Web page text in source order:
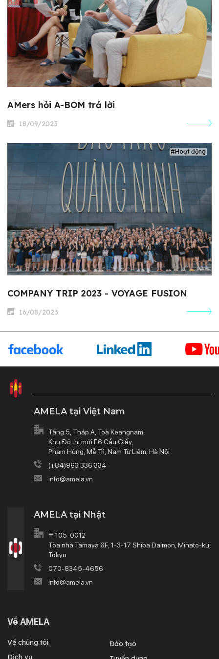
AMers hỏi A-BOM trả lời
18/09/2023
#Hoạt động
COMPANY TRIP 2023 - VOYAGE FUSION
16/08/2023
AMELA tại Việt Nam
Tầng 5, Tháp A, Toà Keangnam,
Khu Đô thị mới E6 Cầu Giấy,
Phạm Hùng, Mễ Trì, Nam Từ Liêm, Hà Nội
(+84)963 336 334
info@amela.vn
AMELA tại Nhật
〒105-0012
Tòa nhà Tamaya 6F, 1-3-17 Shiba Daimon, Minato-ku,
Tokyo
070-8345-4656
info@amela.vn
Về AMELA
Về chúng tôi
Dịch vụ
Đào tạo